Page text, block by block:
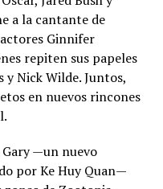
a la cantante de
Ginnifer
repiten sus papeles
y Nick Wilde. Juntos,
en nuevos rincones
—un nuevo
por Ke Huy Quan—